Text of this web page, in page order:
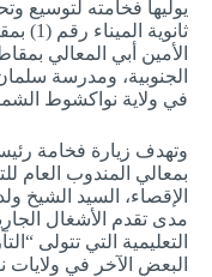
يوليها فخامته لتوسيع
الأمين أبي المعالي
الجنوبية، ومدرسة
في ولاية نواكشوط
وتهدف زيارة فخامة
بمعالي المندوب العام
الإقصاء، السيد الشيخ
مدى تقدم الأشغال
التعليمية التي تتولى
البعض الآخر في ولايات